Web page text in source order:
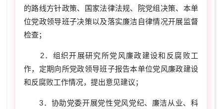
的路线方针政策、国家法律法规、院党组决策、本单
位党政领导班子决策以及落实廉洁自律情况开展监督
检查；
2．组织开展研究所党风廉政建设和反腐败工
作，定期向所党政领导班子报告本单位党风廉政建设
和反腐败工作情况，提出意见建议；
3．协助党委开展党性党风党纪、廉洁从业、科